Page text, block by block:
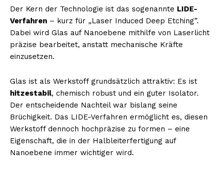
Der Kern der Technologie ist das sogenannte LIDE-
Verfahren – kurz für „Laser Induced Deep Etching”.
Dabei wird Glas auf Nanoebene mithilfe von Laserlicht
präzise bearbeitet, anstatt mechanische Kräfte
einzusetzen.
Glas ist als Werkstoff grundsätzlich attraktiv: Es ist
hitzestabil, chemisch robust und ein guter Isolator.
Der entscheidende Nachteil war bislang seine
Brüchigkeit. Das LIDE-Verfahren ermöglicht es, diesen
Werkstoff dennoch hochpräzise zu formen – eine
Eigenschaft, die in der Halbleiterfertigung auf
Nanoebene immer wichtiger wird.